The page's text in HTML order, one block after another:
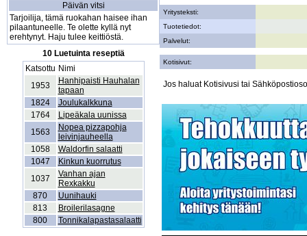
Päivän vitsi
Tarjoilija, tämä ruokahan haisee ihan
pilaantuneelle. Te olette kyllä nyt
erehtynyt. Haju tulee keittiöstä.
10 Luetuinta reseptiä
Katsottu Nimi
1953
Hanhipaisti Hauhalan
tapaan
1824
Joulukalkkuna
1764
Lipeäkala uunissa
1563
Nopea pizzapohja
leivinjauheella
1058
Waldorfin salaatti
1047
Kinkun kuorrutus
1037
Vanhan ajan
Rexkakku
870
Uunihauki
813
Broilerilasagne
800
Tonnikalapastasalaatti
Yritysteksti:
Tuotetiedot:
Palvelut:
Kotisivut:
Jos haluat Kotisivusi tai